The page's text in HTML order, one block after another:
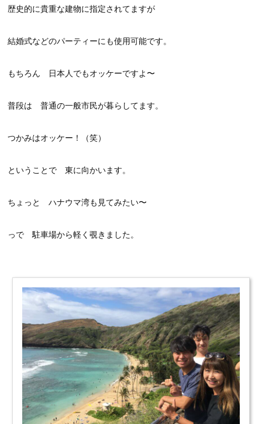
歴史的に貴重な建物に指定されてますが
結婚式などのパーティーにも使用可能です。
もちろん 日本人でもオッケーですよ〜
普段は 普通の一般市民が暮らしてます。
つかみはオッケー！（笑）
ということで 東に向かいます。
ちょっと ハナウマ湾も見てみたい〜
っで 駐車場から軽く覗きました。